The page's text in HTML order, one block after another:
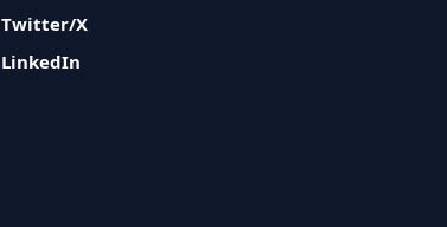
Twitter/X
LinkedIn